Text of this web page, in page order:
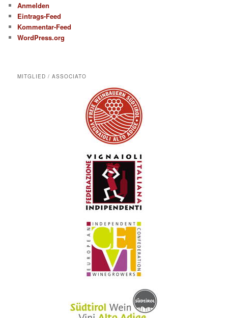
Anmelden
Eintrags-Feed
Kommentar-Feed
WordPress.org
MITGLIED / ASSOCIATO